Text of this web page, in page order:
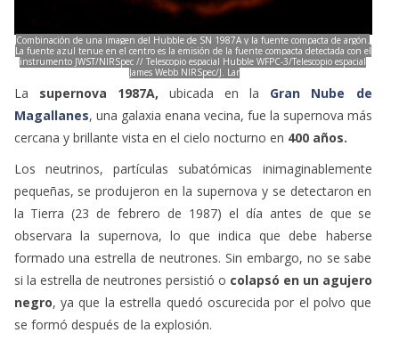
Combinación de una imagen del Hubble de SN 1987A y la fuente compacta de argón.
La fuente azul tenue en el centro es la emisión de la fuente compacta detectada con el
instrumento JWST/NIRSpec // Telescopio espacial Hubble WFPC-3/Telescopio espacial
James Webb NIRSpec/J. Larsson
La supernova 1987A, ubicada en la Gran Nube de
Magallanes, una galaxia enana vecina, fue la supernova más
cercana y brillante vista en el cielo nocturno en 400 años.
Los neutrinos, partículas subatómicas inimaginablemente
pequeñas, se produjeron en la supernova y se detectaron en
la Tierra (23 de febrero de 1987) el día antes de que se
observara la supernova, lo que indica que debe haberse
formado una estrella de neutrones. Sin embargo, no se sabe
si la estrella de neutrones persistió o colapsó en un agujero
negro, ya que la estrella quedó oscurecida por el polvo que
se formó después de la explosión.